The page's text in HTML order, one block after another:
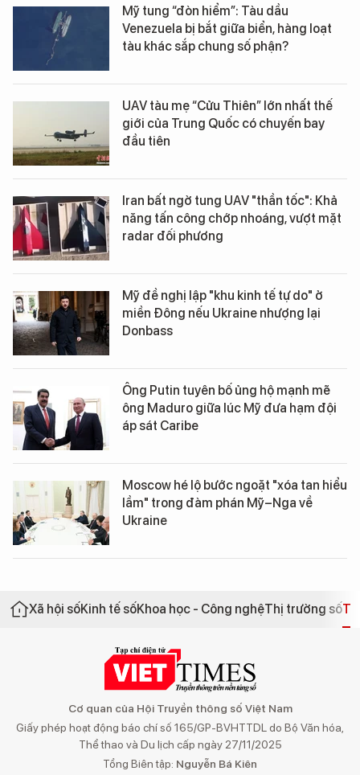
Mỹ tung “đòn hiểm”: Tàu dầu
Venezuela bị bắt giữa biển, hàng loạt
tàu khác sắp chung số phận?
UAV tàu mẹ “Cửu Thiên” lớn nhất thế
giới của Trung Quốc có chuyến bay
đầu tiên
Iran bất ngờ tung UAV "thần tốc": Khả
năng tấn công chớp nhoáng, vượt mặt
radar đối phương
Mỹ đề nghị lập "khu kinh tế tự do" ở
miền Đông nếu Ukraine nhượng lại
Donbass
Ông Putin tuyên bố ủng hộ mạnh mẽ
ông Maduro giữa lúc Mỹ đưa hạm đội
áp sát Caribe
Moscow hé lộ bước ngoặt "xóa tan hiểu
lầm" trong đàm phán Mỹ–Nga về
Ukraine
Xã hội sốKinh tế sốKhoa học - Công nghệThị trường số
Cơ quan của Hội Truyền thông số Việt Nam
Giấy phép hoạt động báo chí số 165/GP-BVHTTDL do Bộ Văn hóa,
Thể thao và Du lịch cấp ngày 27/11/2025
Tổng Biên tập: Nguyễn Bá Kiên